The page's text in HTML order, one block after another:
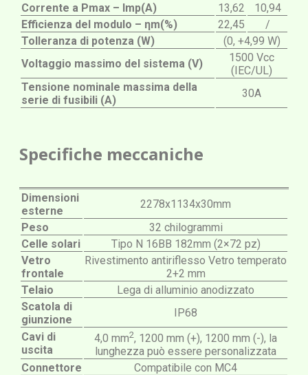
Corrente a Pmax – Imp(A)
13,62
10,94
Efficienza del modulo – ηm(%)
22,45
/
Tolleranza di potenza (W)
(0, +4,99 W)
Voltaggio massimo del sistema (V)
1500 Vcc
(IEC/UL)
Tensione nominale massima della
serie di fusibili (A)
30A
Specifiche meccaniche
Dimensioni
esterne
2278x1134x30mm
Peso
32 chilogrammi
Celle solari
Tipo N 16BB 182mm (2×72 pz)
Vetro
frontale
Rivestimento antiriflesso Vetro temperato
2+2 mm
Telaio
Lega di alluminio anodizzato
Scatola di
giunzione
IP68
Cavi di
uscita
4,0 mm2, 1200 mm (+), 1200 mm (-), la
lunghezza può essere personalizzata
Connettore
Compatibile con MC4